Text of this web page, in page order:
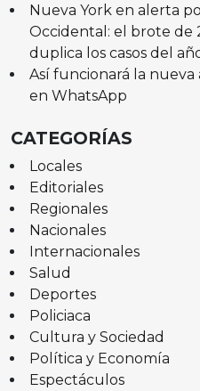
Nueva York en alerta
Occidental: el brote de
duplica los casos del
Así funcionará la
en WhatsApp
CATEGORÍAS
Locales
Editoriales
Regionales
Nacionales
Internacionales
Salud
Deportes
Policiaca
Cultura y Sociedad
Política y Economía
Espectáculos